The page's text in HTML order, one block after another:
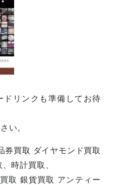
リンクも準備してお待
い。
券買取 ダイヤモンド買取
時計買取、
取 銀貨買取 アンティー